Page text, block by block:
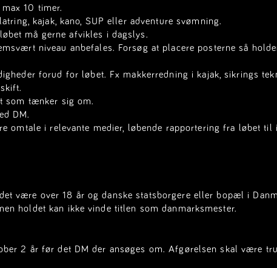
10 timer.
kajak, kano, SUP eller adventure svømning.
må gerne afvikles i dagslys.
niveau anbefales. Forsøg at placere posterne så
forud for løbet. Fx makkerredning i kajak, sikrings
som tænker sig om.
DM.
omtale i relevante medier, løbende rapportering fra løbet til
være over 18 år og danske statsborgere eller bopæl i
holdet kan ikke vinde titlen som danmarksmester.
2 år før det DM der ansøges om. Afgørelsen skal være